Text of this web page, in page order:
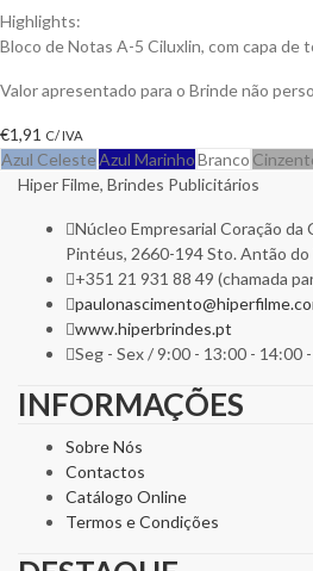
Highlights:
Bloco de Notas A-5 Ciluxlin, com capa de
Valor apresentado para o Brinde não
€1,91 C/ IVA
Azul CelesteAzul MarinhoBranco
Hiper Filme, Brindes Publicitários
Núcleo Empresarial Coração da
Pintéus, 2660-194 Sto. Antão do
+351 21 931 88 49 (chamada
www.hiperbrindes.pt
Seg - Sex / 9:00 - 13:00 - 14:00
INFORMAÇÕES
Sobre Nós
Contactos
Catálogo Online
Termos e Condições